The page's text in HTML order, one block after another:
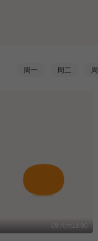
周一 周 二 周
09|周六18:00